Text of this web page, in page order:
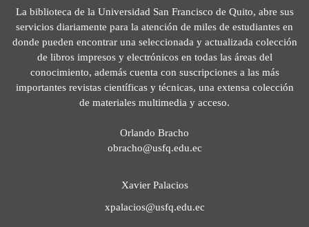
La biblioteca de la Universidad San Francisco de Quito, abre sus
servicios diariamente para la atención de miles de estudiantes en
donde pueden encontrar una seleccionada y actualizada colección
de libros impresos y electrónicos en todas las áreas del
conocimiento, además cuenta con suscripciones a las más
importantes revistas científicas y técnicas, una extensa colección
de materiales multimedia y acceso.
Orlando Bracho
obracho@usfq.edu.ec
Xavier Palacios
xpalacios@usfq.edu.ec